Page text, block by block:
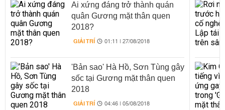
Ai xứng đáng trở thành quán
quân Gương mặt thân quen
2018?
GIẢI TRÍ 01:11 | 27/08/2018
'Bản sao' Hà Hồ, Sơn Tùng gây
sốc tại Gương mặt thân quen
2018
GIẢI TRÍ 04:46 | 05/08/2018